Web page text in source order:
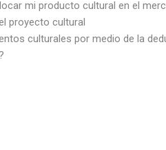
mi producto cultural en el
proyecto cultural
culturales por medio de la